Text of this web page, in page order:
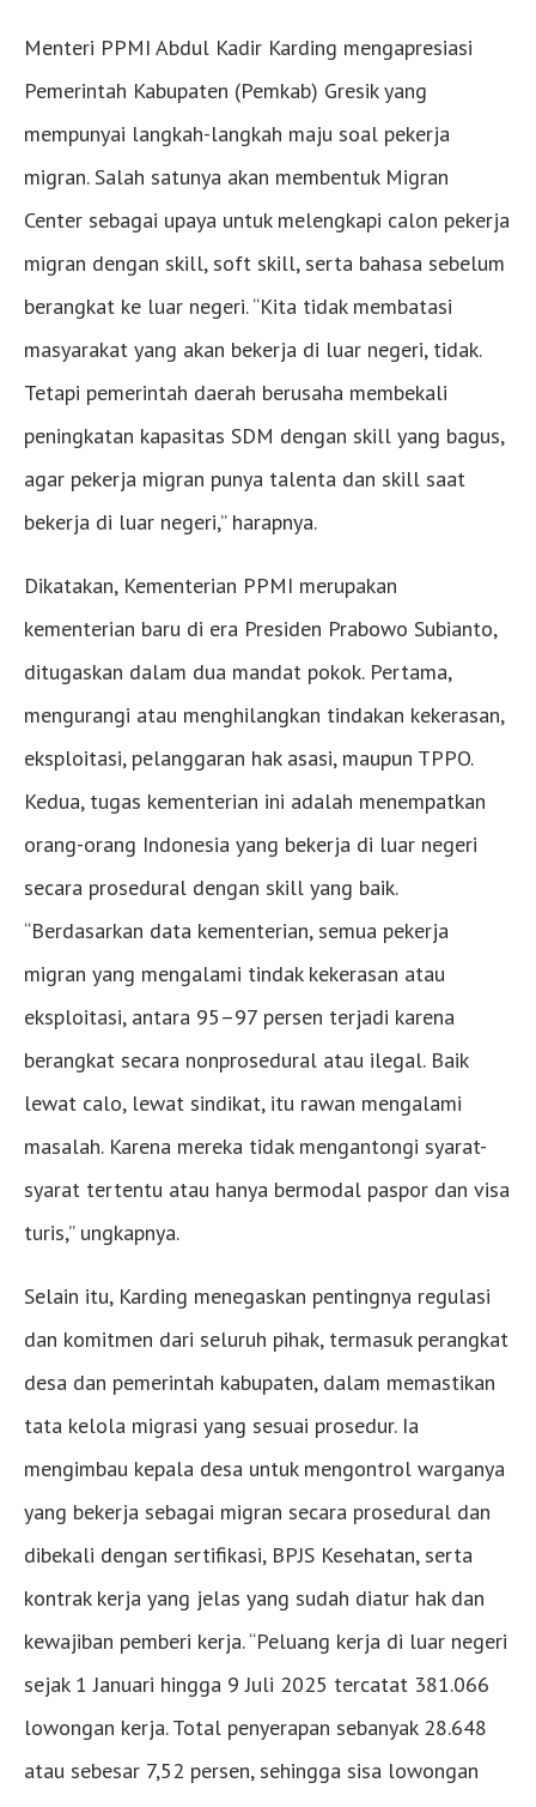
Menteri PPMI Abdul Kadir Karding mengapresiasi
Pemerintah Kabupaten (Pemkab) Gresik yang
mempunyai langkah-langkah maju soal pekerja
migran. Salah satunya akan membentuk Migran
Center sebagai upaya untuk melengkapi calon pekerja
migran dengan skill, soft skill, serta bahasa sebelum
berangkat ke luar negeri. “Kita tidak membatasi
masyarakat yang akan bekerja di luar negeri, tidak.
Tetapi pemerintah daerah berusaha membekali
peningkatan kapasitas SDM dengan skill yang bagus,
agar pekerja migran punya talenta dan skill saat
bekerja di luar negeri,” harapnya.
Dikatakan, Kementerian PPMI merupakan
kementerian baru di era Presiden Prabowo Subianto,
ditugaskan dalam dua mandat pokok. Pertama,
mengurangi atau menghilangkan tindakan kekerasan,
eksploitasi, pelanggaran hak asasi, maupun TPPO.
Kedua, tugas kementerian ini adalah menempatkan
orang-orang Indonesia yang bekerja di luar negeri
secara prosedural dengan skill yang baik.
“Berdasarkan data kementerian, semua pekerja
migran yang mengalami tindak kekerasan atau
eksploitasi, antara 95–97 persen terjadi karena
berangkat secara nonprosedural atau ilegal. Baik
lewat calo, lewat sindikat, itu rawan mengalami
masalah. Karena mereka tidak mengantongi syarat-
syarat tertentu atau hanya bermodal paspor dan visa
turis,” ungkapnya.
Selain itu, Karding menegaskan pentingnya regulasi
dan komitmen dari seluruh pihak, termasuk perangkat
desa dan pemerintah kabupaten, dalam memastikan
tata kelola migrasi yang sesuai prosedur. Ia
mengimbau kepala desa untuk mengontrol warganya
yang bekerja sebagai migran secara prosedural dan
dibekali dengan sertifikasi, BPJS Kesehatan, serta
kontrak kerja yang jelas yang sudah diatur hak dan
kewajiban pemberi kerja. “Peluang kerja di luar negeri
sejak 1 Januari hingga 9 Juli 2025 tercatat 381.066
lowongan kerja. Total penyerapan sebanyak 28.648
atau sebesar 7,52 persen, sehingga sisa lowongan